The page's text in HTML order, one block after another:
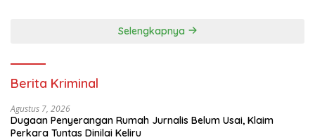
Selengkapnya
Berita Kriminal
Agustus 7, 2026
Dugaan Penyerangan Rumah Jurnalis Belum Usai, Klaim
Perkara Tuntas Dinilai Keliru